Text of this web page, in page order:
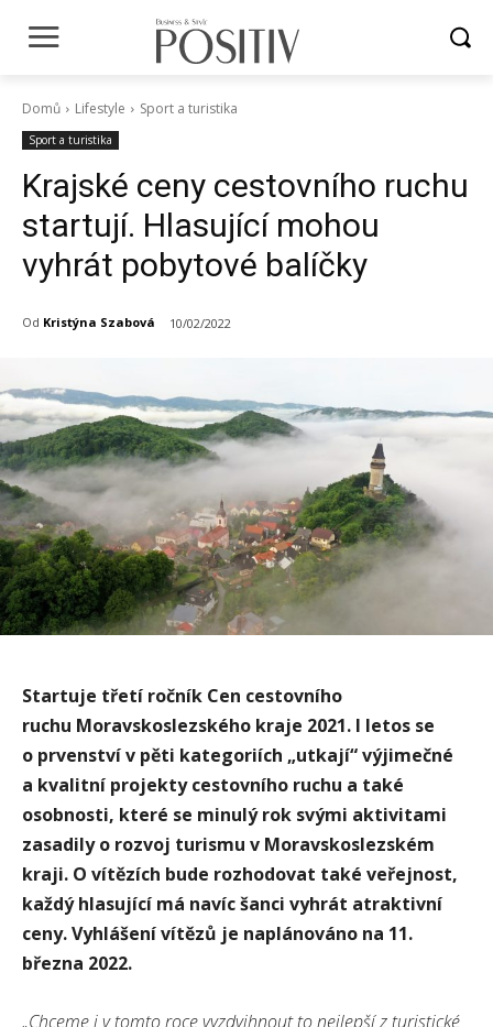
Domů Lifestyle Sport a turistika
Sport a turistika
Krajské ceny cestovního ruchu
startují. Hlasující mohou
vyhrát pobytové balíčky
Od Kristýna Szabová 10/02/2022
Startuje třetí ročník Cen cestovního
ruchu Moravskoslezského kraje 2021. I letos se
o prvenství v pěti kategoriích „utkají“ výjimečné
a kvalitní projekty cestovního ruchu a také
osobnosti, které se minulý rok svými aktivitami
zasadily o rozvoj turismu v Moravskoslezském
kraji. O vítězích bude rozhodovat také veřejnost,
každý hlasující má navíc šanci vyhrát atraktivní
ceny. Vyhlášení vítězů je naplánováno na 11.
března 2022.
„Chceme i v tomto roce vyzdvihnout to nejlepší z turistické